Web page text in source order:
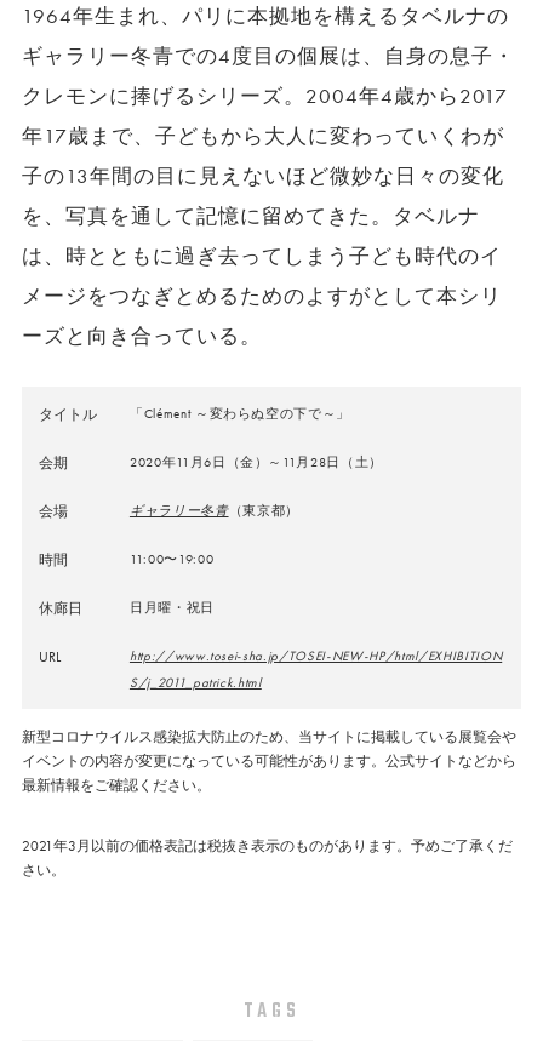
1964年生まれ、パリに本拠地を構えるタベルナの
ギャラリー冬青での4度目の個展は、自身の息子・
クレモンに捧げるシリーズ。2004年4歳から2017
年17歳まで、子どもから大人に変わっていくわが
子の13年間の目に見えないほど微妙な日々の変化
を、写真を通して記憶に留めてきた。タベルナ
は、時とともに過ぎ去ってしまう子ども時代のイ
メージをつなぎとめるためのよすがとして本シリ
ーズと向き合っている。
タイトル 「Clément ～変わらぬ空の下で～」
会期 2020年11月6日（金）～11月28日（土）
会場 ギャラリー冬青（東京都）
時間 11:00〜19:00
休廊日 日月曜・祝日
URL
http://www.tosei-sha.jp/TOSEI-NEW-HP/html/EXHIBITION
S/j_2011_patrick.html
新型コロナウイルス感染拡大防止のため、当サイトに掲載している展覧会や
イベントの内容が変更になっている可能性があります。公式サイトなどから
最新情報をご確認ください。
2021年3月以前の価格表記は税抜き表示のものがあります。予めご了承くだ
さい。
TAGS